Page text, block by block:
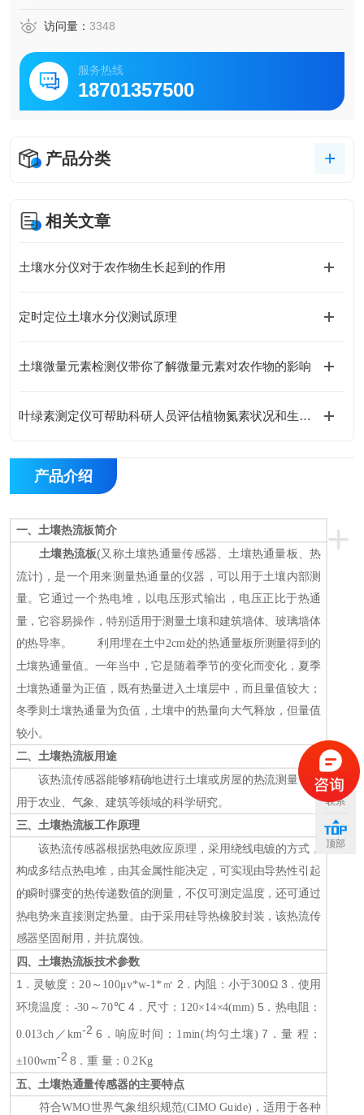
访问量： 3348
服务热线
18701357500
产品分类
相关文章
土壤水分仪对于农作物生长起到的作用
定时定位土壤水分仪测试原理
土壤微量元素检测仪带你了解微量元素对农作物的影响
叶绿素测定仪可帮助科研人员评估植物氮素状况和生长健康度
产品介绍
+
一、 土壤热流板简介
土壤热流板(又称土壤热通量传感器、土壤热通量板、热
流计)，是一个用来测量热通量的仪器，可以用于土壤内部测
量。它通过一个热电堆，以电压形式输出，电压正比于热通
量，它容易操作，特别适用于测量土壤和建筑墙体、玻璃墙体
的热导率。 利用埋在土中2cm处的热通量板所测量得到的
土壤热通量值。一年当中，它是随着季节的变化而变化，夏季
土壤热通量为正值，既有热量进入土壤层中，而且量值较大；
冬季则土壤热通量为负值，土壤中的热量向大气释放，但量值
较小。
二、土壤热流板用途
该热流传感器能够精确地进行土壤或房屋的热流测量，适
用于农业、气象、建筑等领域的科学研究。
三、 土壤热流板工作原理
该热流传感器根据热电效应原理，采用绕线电镀的方式，
构成多结点热电堆，由其金属性能决定，可实现由导热性引起
的瞬时骤变的热传递数值的测量，不仅可测定温度，还可通过
热电势来直接测定热量。由于采用硅导热橡胶封装，该热流传
感器坚固耐用，并抗腐蚀。
四、 土壤热流板技术参数
1．灵敏度：20～ 100μv*w-1* ㎡ 2 ．内阻：小于300Ω 3．使用
环境温度： -30 ～ 70℃ 4．尺寸： 120×14×4(mm) 5 ．热电阻：
0.013ch ／ km-2 6 ．响应时间： 1min(均匀土壤) 7 ．量 程：
±100wm-2 8 ．重 量：0.2Kg
五、土壤热通量传感器的主要特点
符合WMO世界气象组织规范(CIMO Guide)，适用于各种
联系
顶部